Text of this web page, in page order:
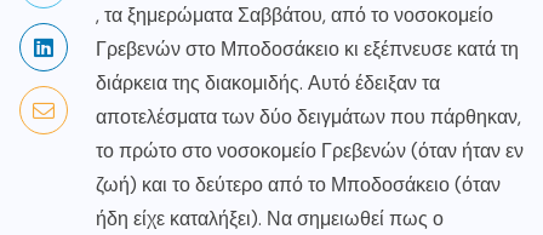
, τα ξημερώματα Σαββάτου, από το νοσοκομείο
Γρεβενών στο Μποδοσάκειο κι εξέπνευσε κατά τη
διάρκεια της διακομιδής. Αυτό έδειξαν τα
αποτελέσματα των δύο δειγμάτων που πάρθηκαν,
το πρώτο στο νοσοκομείο Γρεβενών (όταν ήταν εν
ζωή) και το δεύτερο από το Μποδοσάκειο (όταν
ήδη είχε καταλήξει). Να σημειωθεί πως ο